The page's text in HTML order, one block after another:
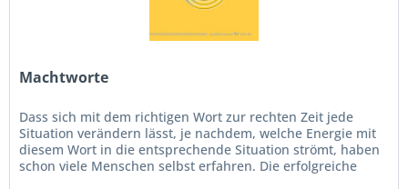
Machtworte
Dass sich mit dem richtigen Wort zur rechten Zeit jede
Situation verändern lässt, je nachdem, welche Energie mit
diesem Wort in die entsprechende Situation strömt, haben
schon viele Menschen selbst erfahren. Die erfolgreiche